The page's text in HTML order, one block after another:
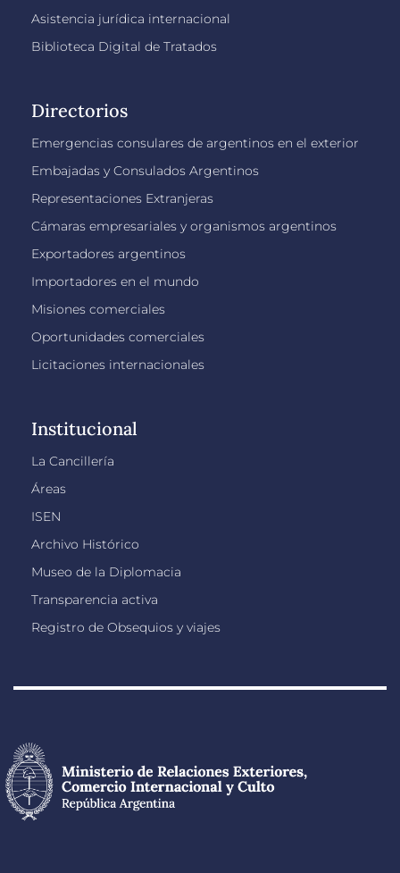
Asistencia jurídica internacional
Biblioteca Digital de Tratados
Directorios
Emergencias consulares de argentinos en el exterior
Embajadas y Consulados Argentinos
Representaciones Extranjeras
Cámaras empresariales y organismos argentinos
Exportadores argentinos
Importadores en el mundo
Misiones comerciales
Oportunidades comerciales
Licitaciones internacionales
Institucional
La Cancillería
Áreas
ISEN
Archivo Histórico
Museo de la Diplomacia
Transparencia activa
Registro de Obsequios y viajes